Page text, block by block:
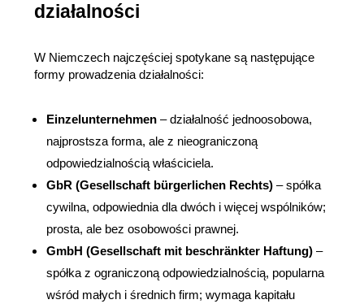
działalności
W Niemczech najczęściej spotykane są następujące
formy prowadzenia działalności:
Einzelunternehmen – działalność jednoosobowa,
najprostsza forma, ale z nieograniczoną
odpowiedzialnością właściciela.
GbR (Gesellschaft bürgerlichen Rechts) – spółka
cywilna, odpowiednia dla dwóch i więcej wspólników;
prosta, ale bez osobowości prawnej.
GmbH (Gesellschaft mit beschränkter Haftung) –
spółka z ograniczoną odpowiedzialnością, popularna
wśród małych i średnich firm; wymaga kapitału